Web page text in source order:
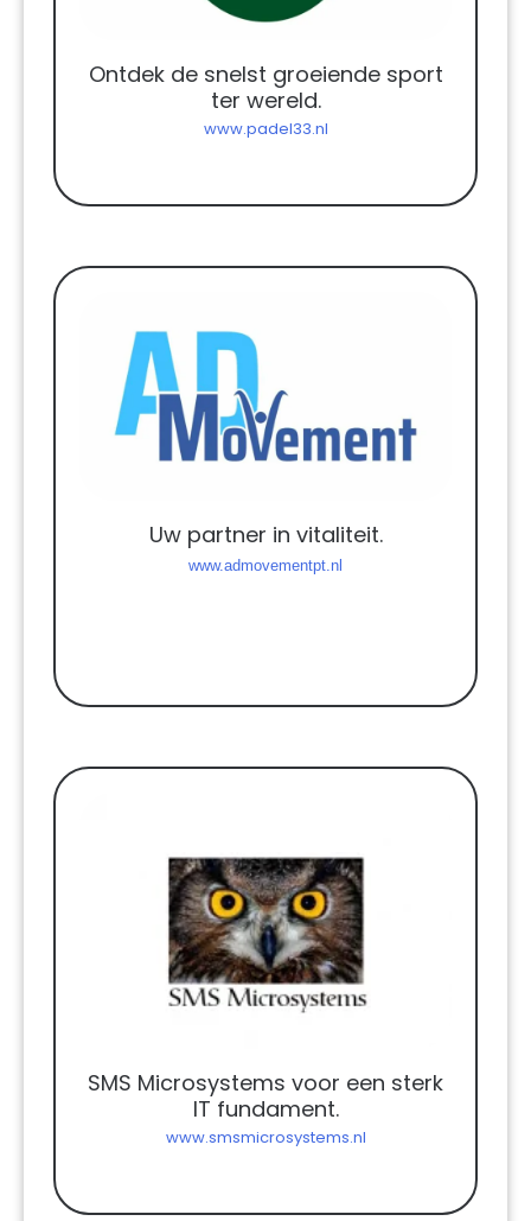
Ontdek de snelst groeiende sport
ter wereld.
www.padel33.nl
Uw partner in vitaliteit.
www.admovementpt.nl
SMS Microsystems voor een sterk
IT fundament.
www.smsmicrosystems.nl